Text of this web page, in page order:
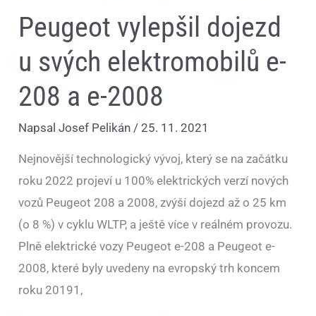
Peugeot vylepšil dojezd
u svých elektromobilů e-
208 a e-2008
NapsalJosef Pelikán /25. 11. 2021
Nejnovější technologický vývoj, který se na začátku
roku 2022 projeví u 100% elektrických verzí nových
vozů Peugeot 208 a 2008, zvýší dojezd až o 25 km
(o 8 %) v cyklu WLTP, a ještě více v reálném provozu.
Plně elektrické vozy Peugeot e-208 a Peugeot e-
2008, které byly uvedeny na evropský trh koncem
roku 20191,